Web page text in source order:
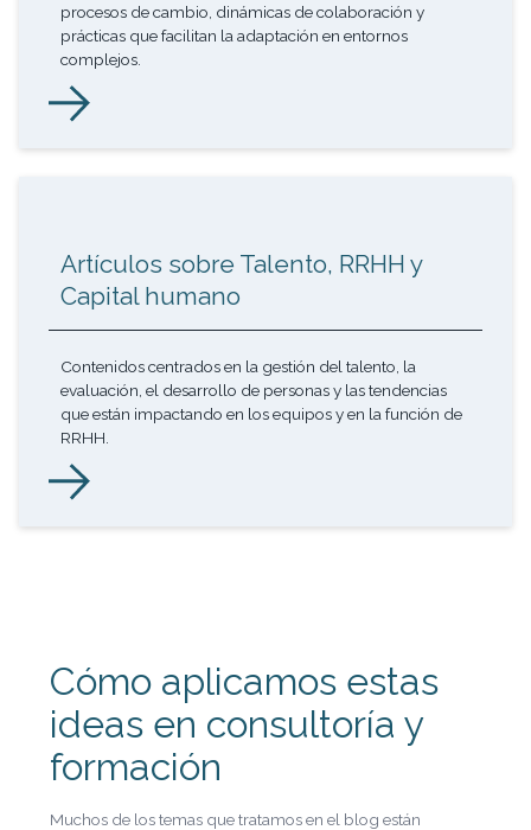
procesos de cambio, dinámicas de colaboración y
prácticas que facilitan la adaptación en entornos
complejos.
Artículos sobre Talento, RRHH y
Capital humano
Contenidos centrados en la gestión del talento, la
evaluación, el desarrollo de personas y las tendencias
que están impactando en los equipos y en la función de
RRHH.
Cómo aplicamos estas
ideas en consultoría y
formación
Muchos de los temas que tratamos en el blog están